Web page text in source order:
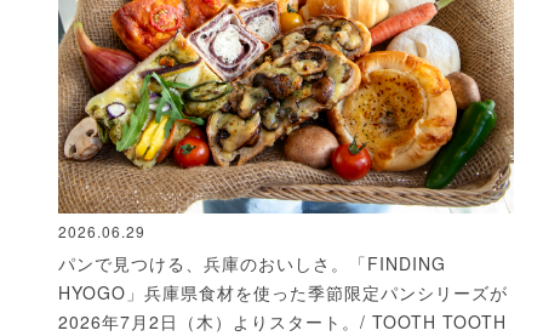
2026.06.29
パンで見つける、兵庫のおいしさ。「FINDING
HYOGO」兵庫県食材を使った季節限定パンシリーズが
2026年7月2日（木）よりスタート。/ TOOTH TOOTH